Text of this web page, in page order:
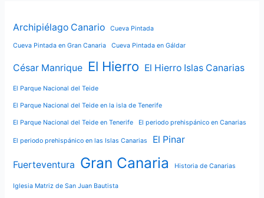
Archipiélago Canario Cueva Pintada
Cueva Pintada en Gran Canaria Cueva Pintada en Gáldar
César Manrique El Hierro El Hierro Islas Canarias
El Parque Nacional del Teide
El Parque Nacional del Teide en la isla de Tenerife
El Parque Nacional del Teide en Tenerife El periodo prehispánico en Canarias
El periodo prehispánico en las Islas Canarias El Pinar
Fuerteventura Gran Canaria Historia de Canarias
Iglesia Matriz de San Juan Bautista